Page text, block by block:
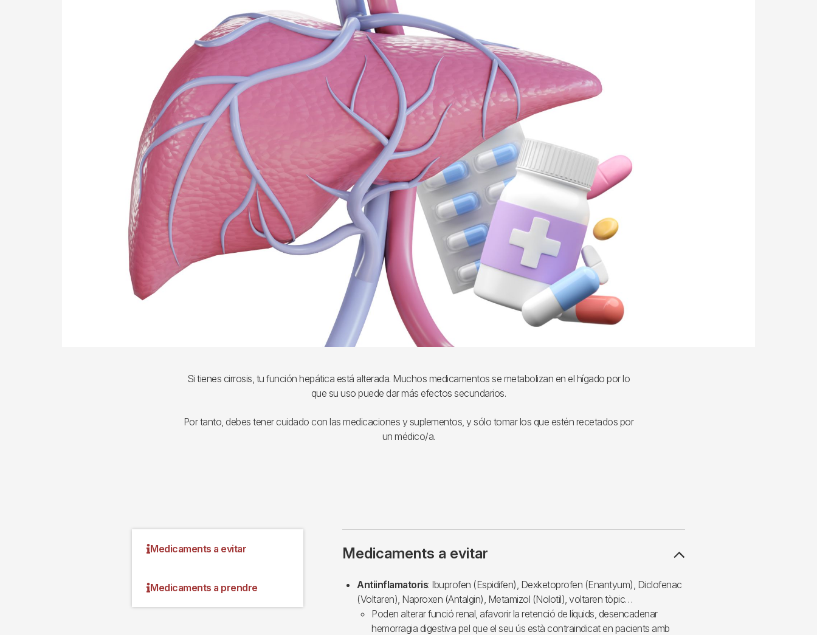
Si tienes cirrosis, tu función hepática está alterada. Muchos medicamentos se metabolizan en el hígado por lo
que su uso puede dar más efectos secundarios.
Por tanto, debes tener cuidado con las medicaciones y suplementos, y sólo tomar los que estén recetados por
un médico/a.
Medicaments a evitar
Medicaments a prendre
Medicaments a evitar
Antiinflamatoris: Ibuprofen (Espidifen), Dexketoprofen (Enantyum), Diclofenac
(Voltaren), Naproxen (Antalgin), Metamizol (Nolotil), voltaren tòpic…
Poden alterar funció renal, afavorir la retenció de líquids, desencadenar
hemorragia digestiva pel que el seu ús està contraindicat en pacients amb